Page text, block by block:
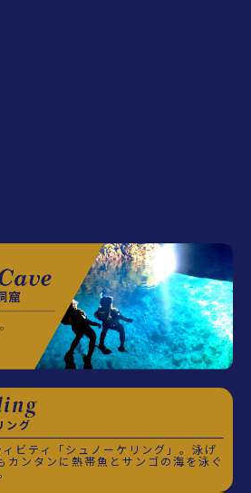
ング
ビティ「シュノーケリング」。泳げ
カンタンに熱帯魚とサンゴの海を泳ぐ